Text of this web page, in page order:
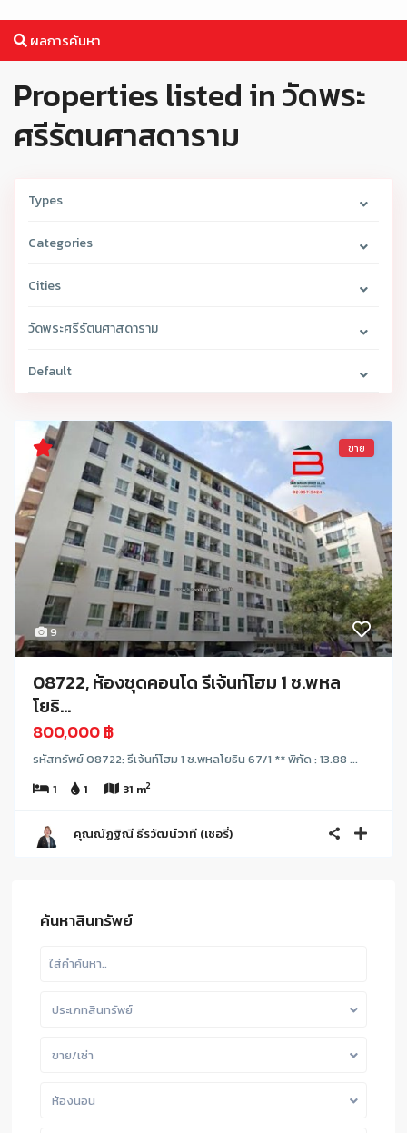
ผลการค้นหา
Properties listed in วัดพระ
ศรีรัตนศาสดาราม
Types
Categories
Cities
วัดพระศรีรัตนศาสดาราม
Default
9
ขาย
08722, ห้องชุดคอนโด รีเจ้นท์โฮม 1 ซ.พหล
โยธิ...
800,000 ฿
รหัสทรัพย์ 08722: รีเจ้นท์โฮม 1 ซ.พหลโยธิน 67/1 ** พิกัด : 13.88 ...
1
1 31 m2
คุณณัฏฐิณี ธีรวัฒน์วาที (เชอรี่)
ค้นหาสินทรัพย์
ประเภทสินทรัพย์
ขาย/เช่า
ห้องนอน